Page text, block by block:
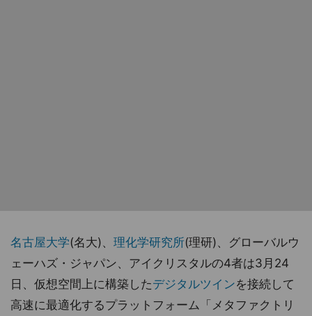
名古屋大学(名大)、 理化学研究所(理研)、グローバルウ
ェーハズ・ジャパン、アイクリスタルの4者は3月24
日、仮想空間上に構築したデジタルツインを接続して
高速に最適化するプラットフォーム「メタファクトリ